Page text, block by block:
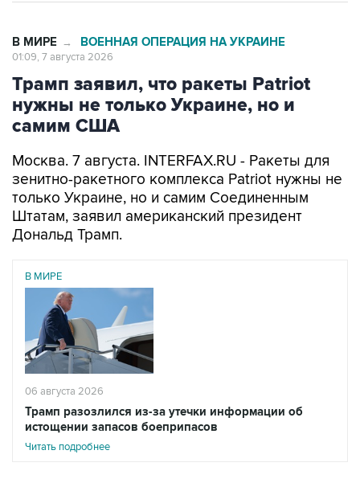
Трамп заявил, что ракеты Patriot
нужны не только Украине, но и
самим США
Москва. 7 августа. INTERFAX.RU - Ракеты для
только Украине, но и самим Соединенным
Штатам, заявил американский президент
Дональд Трамп.
В МИРЕ
06 августа 2026
Трамп разозлился из-за утечки информации об
истощении запасов боеприпасов
Читать подробнее
"Нам самим тоже нужны ракеты", - сказал он в